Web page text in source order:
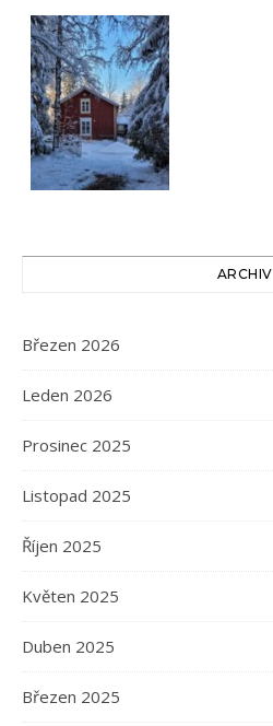
ARCHIV
Březen 2026
Leden 2026
Prosinec 2025
Listopad 2025
Říjen 2025
Květen 2025
Duben 2025
Březen 2025